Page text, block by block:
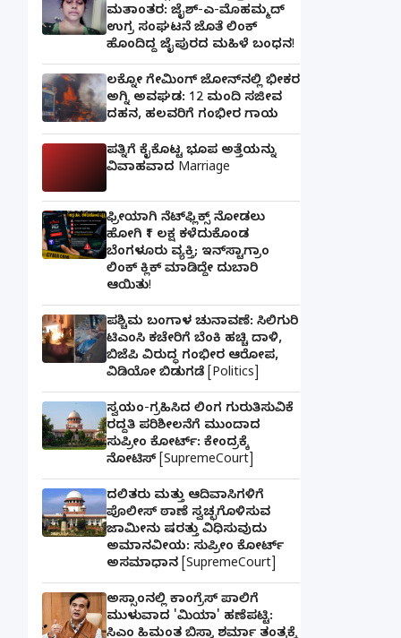
ಮತಾಂತರ: ಜೈಶ್-ಎ-ಮೊಹಮ್ಮದ್
ಉಗ್ರ ಸಂಘಟನೆ ಜೊತೆ ಲಿಂಕ್
ಹೊಂದಿದ್ದ ಜೈಪುರದ ಮಹಿಳೆ ಬಂಧನ!
ಲಕ್ನೋ ಗೇಮಿಂಗ್ ಜೋನ್‌ನಲ್ಲಿ ಭೀಕರ
ಅಗ್ನಿ ಅವಘಡ: 12 ಮಂದಿ ಸಜೀವ
ದಹನ, ಹಲವರಿಗೆ ಗಂಭೀರ ಗಾಯ
ಪತ್ನಿಗೆ ಕೈಕೊಟ್ಟ ಭೂಪ ಅತ್ತೆಯನ್ನು
ವಿವಾಹವಾದ Marriage
ಫ್ರೀಯಾಗಿ ನೆಟ್‌ಫ್ಲಿಕ್ಸ್ ನೋಡಲು
ಹೋಗಿ ₹1 ಲಕ್ಷ ಕಳೆದುಕೊಂಡ
ಬೆಂಗಳೂರು ವ್ಯಕ್ತಿ; ಇನ್‌ಸ್ಟಾಗ್ರಾಂ
ಲಿಂಕ್ ಕ್ಲಿಕ್ ಮಾಡಿದ್ದೇ ದುಬಾರಿ
ಆಯಿತು!
ಪಶ್ಚಿಮ ಬಂಗಾಳ ಚುನಾವಣೆ: ಸಿಲಿಗುರಿ
ಟಿಎಂಸಿ ಕಚೇರಿಗೆ ಬೆಂಕಿ ಹಚ್ಚಿ ದಾಳಿ,
ಬಿಜೆಪಿ ವಿರುದ್ಧ ಗಂಭೀರ ಆರೋಪ,
ವಿಡಿಯೋ ಬಿಡುಗಡೆ [Politics]
ಸ್ವಯಂ-ಗ್ರಹಿಸಿದ ಲಿಂಗ ಗುರುತಿಸುವಿಕೆ
ರದ್ದತಿ ಪರಿಶೀಲನೆಗೆ ಮುಂದಾದ
ಸುಪ್ರೀಂ ಕೋರ್ಟ್: ಕೇಂದ್ರಕ್ಕೆ
ನೋಟಿಸ್ [SupremeCourt]
ದಲಿತರು ಮತ್ತು ಆದಿವಾಸಿಗಳಿಗೆ
ಪೊಲೀಸ್ ಠಾಣೆ ಸ್ವಚ್ಛಗೊಳಿಸುವ
ಜಾಮೀನು ಷರತ್ತು ವಿಧಿಸುವುದು
ಅಮಾನವೀಯ: ಸುಪ್ರೀಂ ಕೋರ್ಟ್
ಅಸಮಾಧಾನ [SupremeCourt]
ಅಸ್ಸಾಂನಲ್ಲಿ ಕಾಂಗ್ರೆಸ್ ಪಾಲಿಗೆ
ಮುಳುವಾದ 'ಮಿಯಾ' ಹಣೆಪಟ್ಟಿ:
ಸಿಎಂ ಹಿಮಂತ ಬಿಸ್ವಾ ಶರ್ಮಾ ತಂತ್ರಕ್ಕೆ